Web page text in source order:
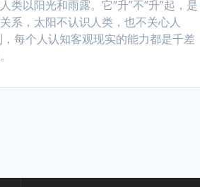
以阳光和雨露。它“升”不“升”起，是
系，太阳不认识人类，也不关心人
每个人认知客观现实的能力都是千差